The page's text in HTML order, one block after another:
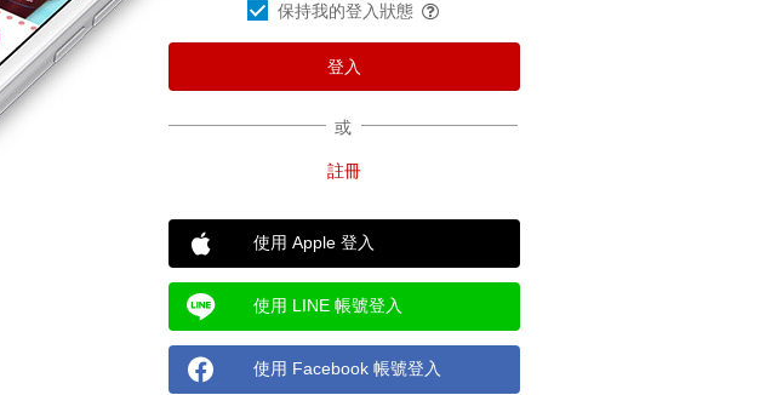
保持我的登入狀態
或
使用 Apple 登入
使用 LINE 帳號登入
使用 Facebook 帳號登入